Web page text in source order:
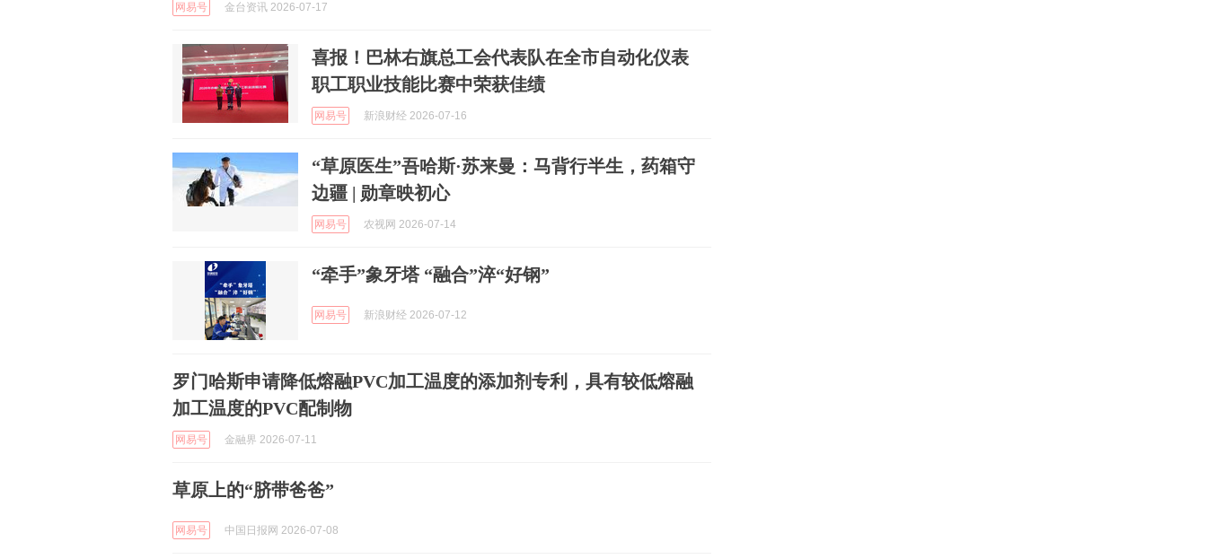
网易号 金台资讯 2026-07-17
喜报！巴林右旗总工会代表队在全市自动化仪表
职工职业技能比赛中荣获佳绩
网易号 新浪财经 2026-07-16
“草原医生”吾哈斯·苏来曼：马背行半生，药箱守
边疆 | 勋章映初心
网易号 农视网 2026-07-14
“牵手”象牙塔 “融合”淬“好钢”
网易号 新浪财经 2026-07-12
罗门哈斯申请降低熔融PVC加工温度的添加剂专利，具有较低熔融
加工温度的PVC配制物
网易号 金融界 2026-07-11
草原上的“脐带爸爸”
网易号 中国日报网 2026-07-08